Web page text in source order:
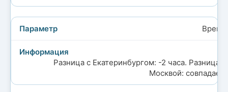
Время
Разница с Екатеринбургом: -2 часа. Разница с
Москвой: совпадает.